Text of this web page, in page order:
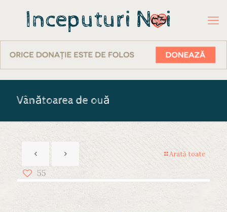
Vânătoarea de ouă
Arată toate
55